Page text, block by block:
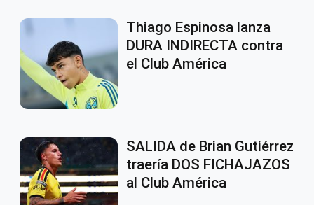
Thiago Espinosa lanza
DURA INDIRECTA contra
el Club América
SALIDA de Brian Gutiérrez
traería DOS FICHAJAZOS
al Club América